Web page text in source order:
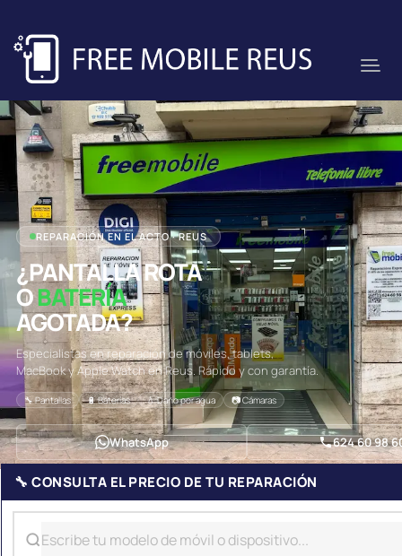
REPARACIÓN EN EL ACTO · REUS
¿PANTALLA ROTA
OBATERÍA
AGOTADA?
Especialistas en reparación de móviles, tablets,
MacBook y Apple Watch en Reus. Rápido y con garantía.
🔧 Pantallas 🔋 Baterías 💧 Daño por agua 📷 Cámaras
WhatsApp 624 60 98
🔧 CONSULTA EL PRECIO DE TU REPARACIÓN